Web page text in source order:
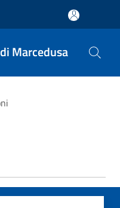
Marcedusa